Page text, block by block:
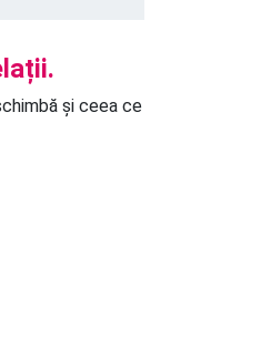
și ceea ce